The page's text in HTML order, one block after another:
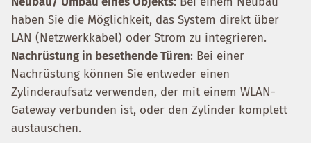
haben Sie die Möglichkeit, das System direkt über
LAN (Netzwerkkabel) oder Strom zu integrieren.
Nachrüstung in besethende Türen: Bei einer
Nachrüstung können Sie entweder einen
Zylinderaufsatz verwenden, der mit einem WLAN-
Gateway verbunden ist, oder den Zylinder komplett
austauschen.